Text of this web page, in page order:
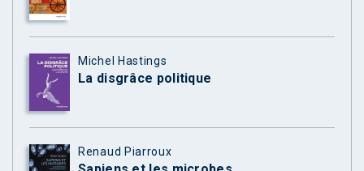
Michel Hastings
La disgrâce politique
Renaud Piarroux